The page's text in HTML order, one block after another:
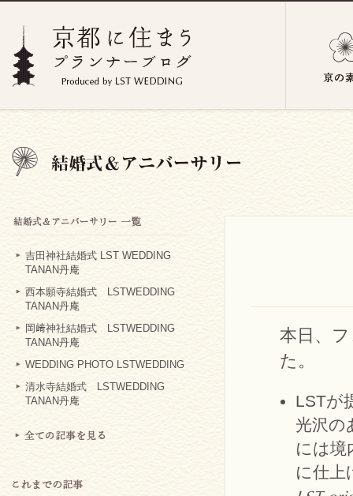
吉田神社結婚式 LST WEDDING
TANAN丹庵
西本願寺結婚式 LSTWEDDING
TANAN丹庵
岡﨑神社結婚式 LSTWEDDING
TANAN丹庵
WEDDING PHOTO LSTWEDDING
清水寺結婚式 LSTWEDDING
TANAN丹庵
本日、
た。
LSTが
光沢の
には境
に仕上